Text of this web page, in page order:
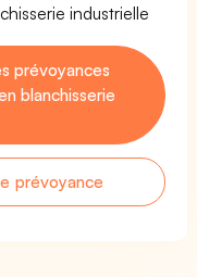
industrielle
prévoyances
blanchisserie
prévoyance